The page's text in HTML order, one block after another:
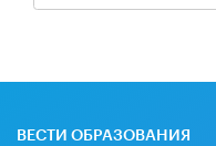
ВЕСТИ ОБРАЗОВАНИЯ